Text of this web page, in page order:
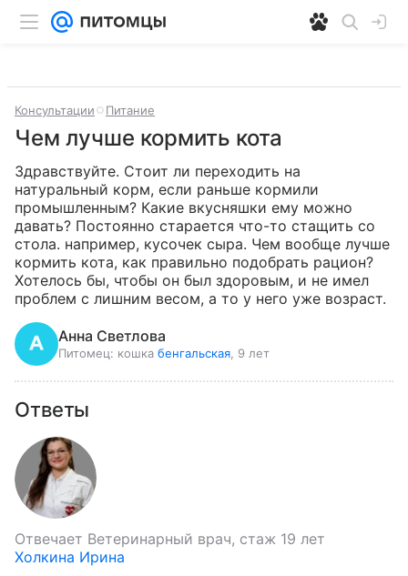
Консультации Питание
Чем лучше кормить кота
Здравствуйте. Стоит ли переходить на
натуральный корм, если раньше кормили
промышленным? Какие вкусняшки ему можно
давать? Постоянно старается что-то стащить со
стола. например, кусочек сыра. Чем вообще лучше
кормить кота, как правильно подобрать рацион?
Хотелось бы, чтобы он был здоровым, и не имел
проблем с лишним весом, а то у него уже возраст.
Анна Светлова
Питомец: кошка бенгальская , 9 лет
Ответы
Отвечает Ветеринарный врач, стаж 19 лет
Холкина Ирина